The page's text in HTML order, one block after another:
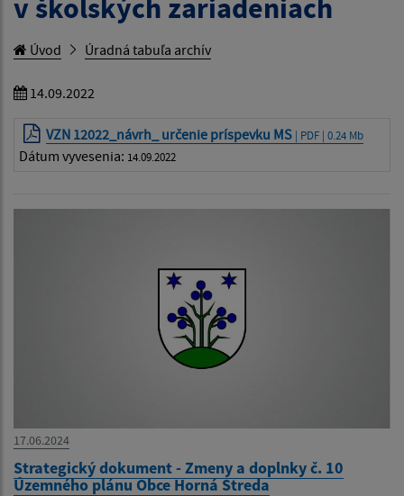
v školských zariadeniach
Úvod Úradná tabuľa archív
14.09.2022
VZN 12022_návrh_ určenie príspevku MS | PDF | 0.24 Mb
Dátum vyvesenia: 14.09.2022
17.06.2024
Strategický dokument - Zmeny a doplnky č. 10
Územného plánu Obce Horná Streda